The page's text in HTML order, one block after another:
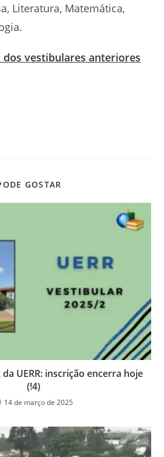
Literatura, Matemática,
dos vestibulares anteriores
GOSTAR
UERR: inscrição encerra hoje
(!4)
14 de março de 2025